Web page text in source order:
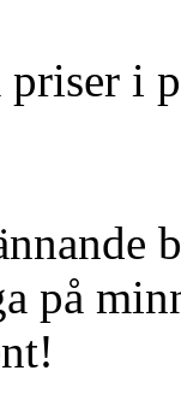
i
på